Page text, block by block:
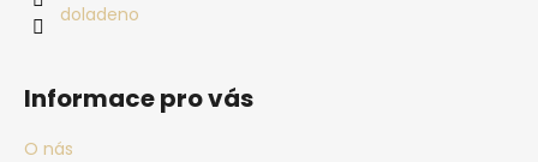
doladeno
Informace pro vás
O nás